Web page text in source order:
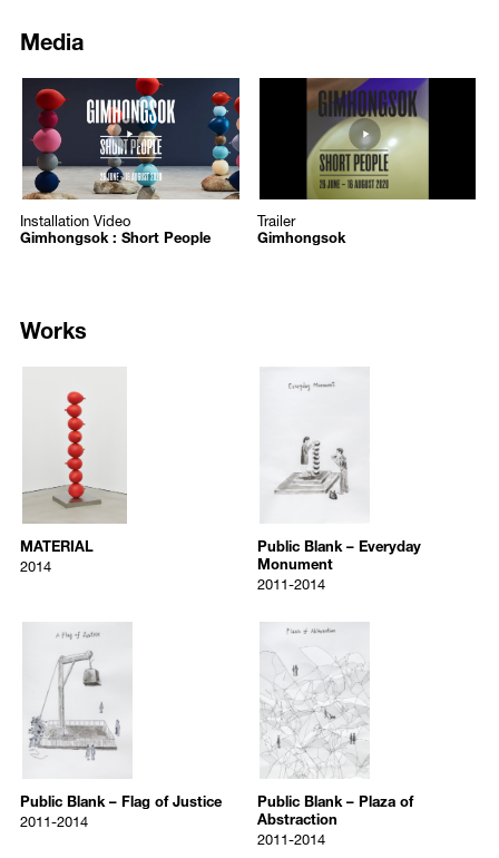
the ambiguity of interpretation.
Shown alongside the balloon sculptures, the six paintings from the
Human Orderseries are all executed on traditional canvas. Prepared
first by priming the canvas, they are subsequently sprayed with silver
industrial paint, leaving exposed a border of primer on the edges. This
reveal makes it difficult to determine whether the painting is a work in
progress, or a deliberately unfinished finalized piece. This ambiguity
suggests that the concept of “completion,” which hinges on
predominant social norms, does not necessarily signify a
Human Order
are merely a temporary social consensus, and in fact lack
philosophical and practical value. [1]
Gimhongsok’s practice explores the hierarchies and dichotomous
compositions of conflict inherent in established systems and values,
using art to shift and realign preconceived notions from an outsider’s
perspective. The reciprocal power dynamics that remain deeply rooted
in different kinds of social, political, and cultural communities can be
explained within the context of Korea’s recent birth as an independent
nation in modern and contemporary history. After Korea’s traditional
hierarchies were demolished by occupying forces, the prolonged
of a modern nation resulted in a series of struggles. This included
confronting the nation’s colonial history and its subsequent attempt to
restore national sovereignty, followed by the struggle of ordinary
citizens to protect democracy while under a dictatorship, and the
collective resistance of the working class and their call for equal
treatment of labor. Gimhongsok focuses on the relatum of these
different social groups from large nations to small groups of people,
exploring how a person is at once a constituent of a larger community
as well as an individual. This entanglement of relations and
correlations produces an endless succession of negotiations and
공업용 은색 페인트가 분무된 작품은 밑칠의 흔적으로 인해 바탕을 수
이는 기존의 사회적 믿음에 근거한 ‘완성’의 상태가 반드시 진정한 완결
을 의미하는 것은 아니며, 가시적 ‘미완’이 곧 ‘완성’이 될 수 있음을 시사
한다.
인간질서> 프로젝트는 인간이 만들어 낸 ‘완전함’, ‘완성’의 인식이 임
시적, 사회적 합의에 그칠 뿐 특별히 존중 받을 만한 사유적, 실천적 가
치가 부족하다는 점을 부각시키려 노력한 제스처를 보여준다.”
의 흐름에 비추어 설명될 수 있다. 전통적 질서가 타자에 의해 무너지고
되는 과정은 침탈자로부터 국권을 회복하려는 피식민자, 독재로부터 민
주주의를 보호하려는 시민, 노동력의 공평한 사용을 위한 노동자들의
저항을 생산해왔다. 김홍석은 국가 및 집단이라는 다수의 공동체와, 구
성원인 동시에 개체인 개인의 수많은 관계항에서 합의와 투쟁, 불평등
과 권력의 이동이 끊임없이 발생하며 이것이 미술의 범주에서도 적용됨
에 주목한다. 서구의 철학과 양식이 비서구에서 전유될 때 생기는 충돌
과 균열. 김홍석은 바로 이 지점에서 발화되는 담론들, 예컨대 차용과
가시적/비가시적 언어로 제시하며 이에 대한 자유로운 소통을 권유한
다. 조형, 회화, 영상, 텍스트, 수행의 다각적 형식을 아우르는 그의 작업
작가소개
김홍석(b.1964)은 서울 출생으로 1987년 서울대학교 조소과를 졸업하고
독일 뒤셀도르프 쿤스트 아카데미에서 수학하였다. 현재 상명대학교 무
대미술학과 교수로 재직 중인 그는 국내외 주요 기관에서 꾸준히 개인
전과 그룹전을 가져왔다. 주요 전시로는 서울시립 북서울미술관 2019
타이틀 매치: 김홍석 vs. 서현석 《미완의 폐허》, 가나자와 21세기 미
술관 《변용하는 집》(2018), 국립 아시아문화전당 《달의 이면》
(2017), 삼성미술관 플라토 《좋은 노동 나쁜 미술》(2013), 도쿄 모리미
술관 《All You Need is LOVE》(2013), 국립현대미술관 《올해의 작가
Media
76
https://www.youtube.com/embed/uY856qfX8Y4?autoplay=1
/upload/media/f921ca8b75_20200713155615.png
Gimhongsok : Short People
Gimhongsok
Installation Video
Installation Video
Gimhongsok : Short People
https://www.youtube.com/
/upload/media/7ca171c56f_그림
Gimhongsok
Gimhongsok
Trailer
Trailer
Gimhongsok
Works
/upload/artworks/7496_5f0e88e2819a9_2000.jpg
MATERIAL
MATERIAL
2014
bronze
150 x 33 x 33 cm
MATERIAL
2014
7497
2011-2014
Public Blank – Everyday
2011-2014
pen and watercolor on paper,
52.7 x 40 cm
Public Blank – Everyday
Monument
2011-2014
/upload/artworks/7498_5f0e8986cc817_2000.jpg
Public Blank – Flag of Justice
2011-2014
Public Blank – Flag of Justice
2011-2014
pen and watercolor on paper, framed
52.7 x 40 cm
Public Blank – Flag of Justice
2011-2014
7499
/upload/artworks/
Public Blank – Plaza of
2011-2014
Public Blank – Plaza of Abstraction
2011-2014
pen on paper, framed
52.7 x 40 cm
Public Blank – Plaza of
Abstraction
2011-2014